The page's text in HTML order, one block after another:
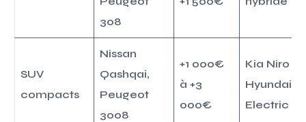
308
SUV
compacts
Nissan
Qashqai,
Peugeot
3008
+1 000€
à +3
000€
Kia Niro
Hyundai
Electric